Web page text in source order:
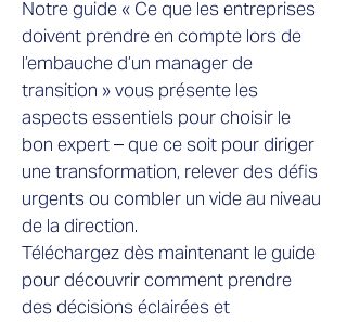
Notre guide « Ce que les entreprises
doivent prendre en compte lors de
l’embauche d’un manager de
transition » vous présente les
aspects essentiels pour choisir le
bon expert – que ce soit pour diriger
une transformation, relever des défis
urgents ou combler un vide au niveau
de la direction.
Téléchargez dès maintenant le guide
pour découvrir comment prendre
des décisions éclairées et